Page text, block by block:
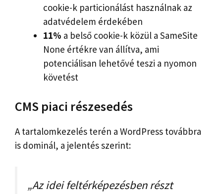
cookie-k particionálást használnak az
adatvédelem érdekében
11% a belső cookie-k közül a SameSite
None értékre van állítva, ami
potenciálisan lehetővé teszi a nyomon
követést
CMS piaci részesedés
A tartalomkezelés terén a WordPress továbbra
is dominál, a jelentés szerint:
„Az idei feltérképezésben részt